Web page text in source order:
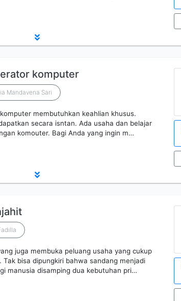
komputer
Mandavena Sari
membutuhkan keahlian khusus.
secara isntan. Ada usaha dan belajar
komouter. Bagi Anda yang ingin m…
juga membuka peluang usaha yang cukup
bisa dipungkiri bahwa sandang menjadi
manusia disamping dua kebutuhan pri…